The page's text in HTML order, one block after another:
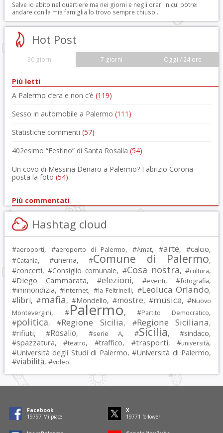
Salve io abito nel quartiere ma nei giorni e negli orari in cui potrei
andare con la mia famiglia lo trovo sempre chiuso..
Hot Post
30 giorni 7 giorni Oggi / 24 ore
Più letti
A Palermo c’era e non c’è (119)
Sesso in automobile a Palermo (111)
Statistiche commenti (57)
402esimo “Festino” di Santa Rosalia (54)
Un covo di Messina Denaro a Palermo? Fabrizio Corona
posta la foto (54)
Più commentati
Hashtag cloud
#aeroporti, #aeroporto di Palermo, #Amat, #arte, #calcio,
#Catania, #cinema, #Comune di Palermo,
#concerti, #Consiglio comunale, #Cosa nostra, #cultura,
#Diego Cammarata, #elezioni, #eventi, #fotografia,
#immondizia, #Internet, #la Feltrinelli, #Leoluca Orlando,
#libri, #mafia, #Mondello, #mostre, #musica, #Nuovo
Montevergini, #Palermo, #Partito Democratico,
#politica, #Regione Sicilia, #Regione Siciliana,
#rifiuti, #Rosalio, #serie A, #Sicilia, #sindaco,
#spazzatura, #teatro, #traffico, #trasporti, #università,
#Università degli Studi di Palermo, #Università di Palermo,
#viabilità, #video
Facebook
19797 Mi piace
X
19771 follower